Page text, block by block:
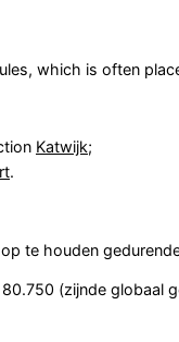
which is often
Katwijk;
.
te houden
(zijnde globaal